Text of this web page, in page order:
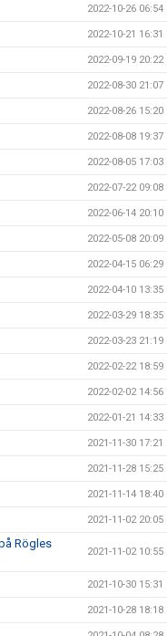
2022-10-26 06:54
2022-10-21 16:31
2022-09-19 20:22
2022-08-30 21:07
2022-08-26 15:20
2022-08-08 19:37
2022-08-05 17:03
2022-07-22 09:08
2022-06-14 20:10
2022-05-08 20:09
2022-04-15 06:29
2022-04-10 13:35
2022-03-29 18:35
2022-03-23 21:19
2022-02-22 18:59
2022-02-02 14:56
2022-01-21 14:33
2021-11-30 17:21
2021-11-28 15:25
2021-11-14 18:40
2021-11-02 20:05
Rögles
2021-11-02 10:55
2021-10-30 15:31
2021-10-28 18:18